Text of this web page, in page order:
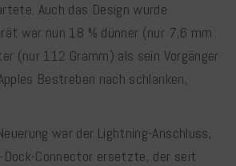
Auch das Design wurde
war nun 18 % dünner (nur 7,6 mm
(nur 112 Gramm) als sein Vorgänger
Bestreben nach schlanken,
war der Lightning-Anschluss,
Connector ersetzte, der seit